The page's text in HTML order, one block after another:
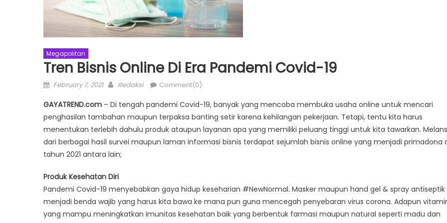
Megapolitan
Tren Bisnis Online Di Era Pandemi Covid-19
Posted
February 7, 2021 Author
Redaksi Comment(0)
GAYATREND.com – Di tengah pandemi Covid-19, banyak yang mencoba membuka usaha online untuk mencari
penghasilan tambahan maupun terpaksa banting setir karena kehilangan pekerjaan. Tetapi, tentu kita harus
menentukan terlebih dahulu produk ataupun layanan apa yang memiliki peluang tinggi untuk kita tawarkan.
dari berbagai hasil survei maupun laman informasi bisnis terdapat sejumlah bisnis online yang menjadi primadona
tahun 2021 antara lain;
Produk Kesehatan Diri
Pandemi Covid-19 menyebabkan gaya hidup keseharian #NewNormal. Masker maupun hand gel & spray antiseptik
menjadi benda wajib yang harus kita bawa ke mana pun guna mencegah penyebaran virus corona. Adapun
yang mampu meningkatkan imunitas kesehatan baik yang berbentuk farmasi maupun natural seperti madu dan